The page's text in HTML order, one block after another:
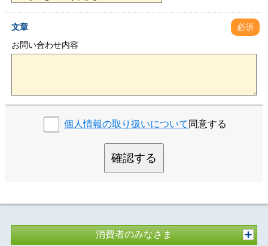
文章
必須
お問い合わせ内容
個人情報の取り扱いについて 同意する
確認する
消費者のみなさま